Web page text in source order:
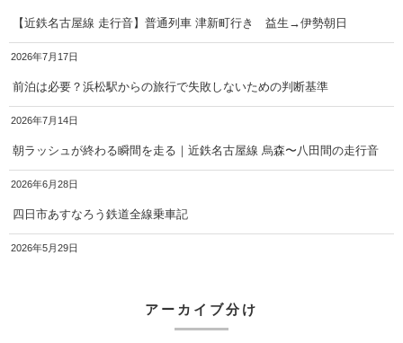
【近鉄名古屋線 走行音】普通列車 津新町行き 益生→伊勢朝日
2026年7月17日
前泊は必要？浜松駅からの旅行で失敗しないための判断基準
2026年7月14日
朝ラッシュが終わる瞬間を走る｜近鉄名古屋線 烏森〜八田間の走行音
2026年6月28日
四日市あすなろう鉄道全線乗車記
2026年5月29日
アーカイブ分け